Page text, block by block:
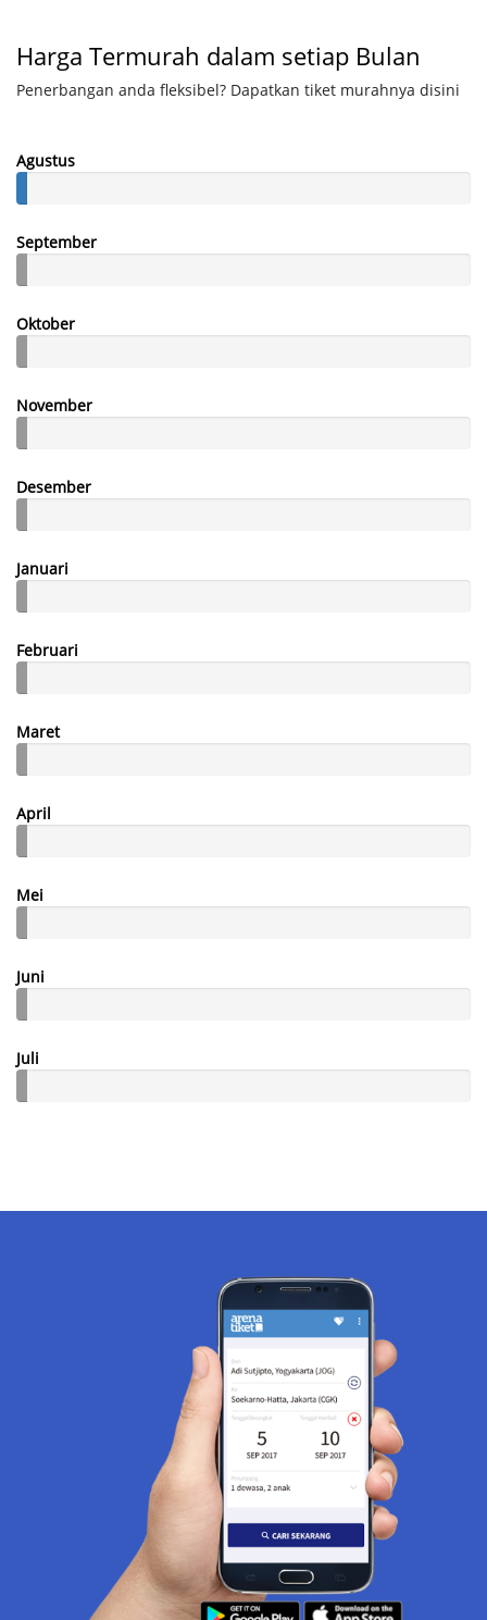
Harga Termurah dalam setiap Bulan
Penerbangan anda fleksibel? Dapatkan tiket murahnya disini
Agustus
September
Oktober
November
Desember
Januari
Februari
Maret
April
Mei
Juni
Juli